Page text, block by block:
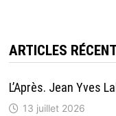
ARTICLES
L’Après. Jean Yves
13 juillet 2026